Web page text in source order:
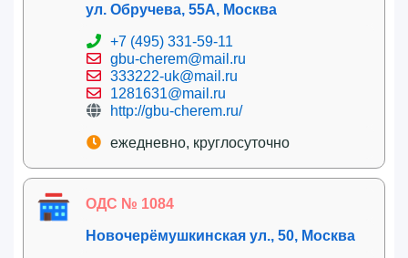
ул. Обручева, 55А, Москва
+7 (495) 331-59-11
gbu-cherem@mail.ru
333222-uk@mail.ru
1281631@mail.ru
http://gbu-cherem.ru/
ежедневно, круглосуточно
ОДС № 1084
Новочерёмушкинская ул., 50, Москва